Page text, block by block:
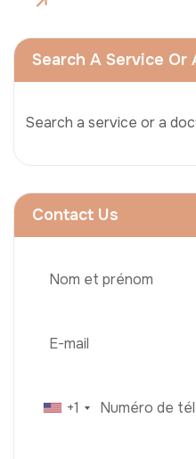
Search A Service Or
Contact Us
+1